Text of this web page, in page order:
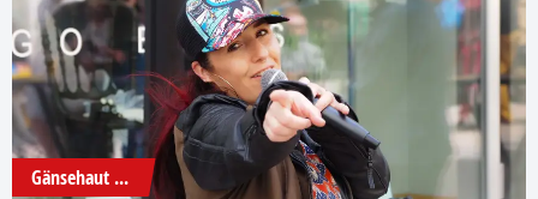
Gänsehaut ...